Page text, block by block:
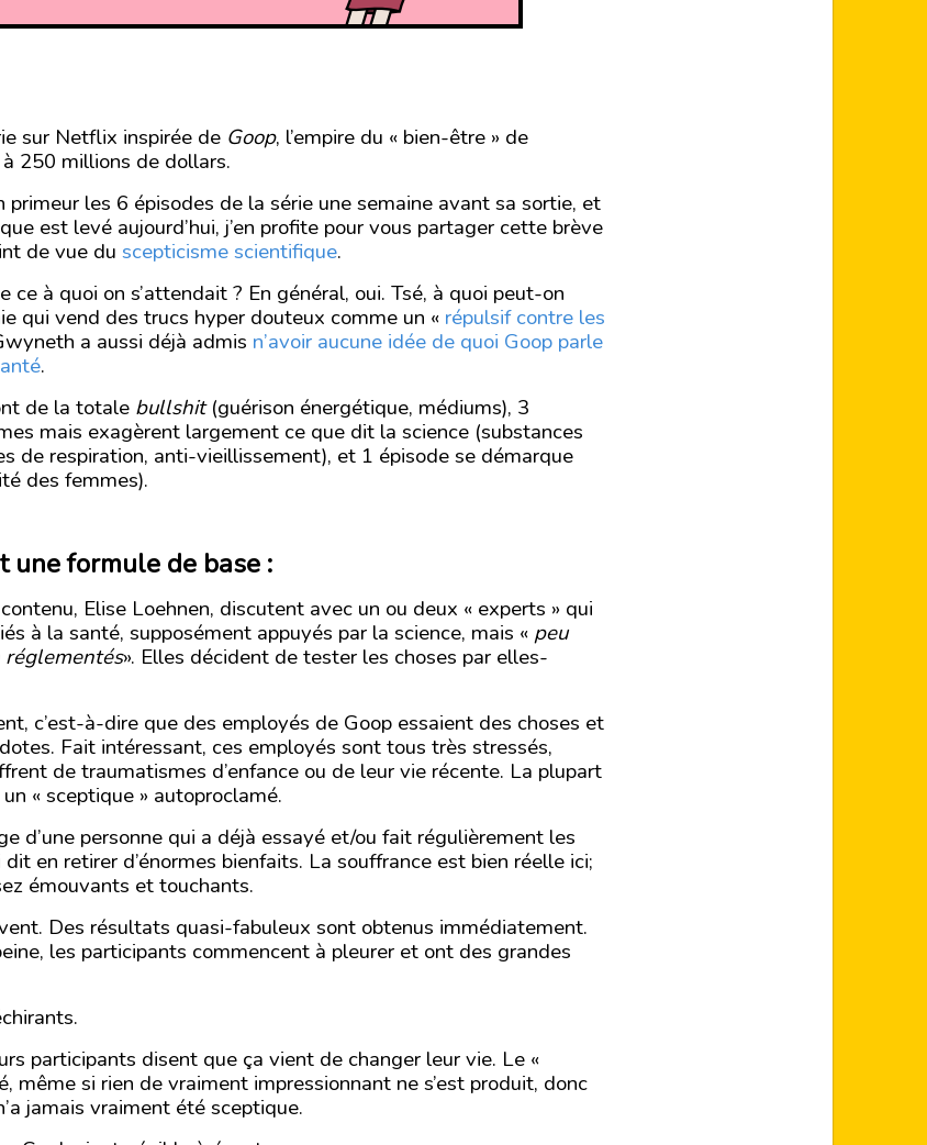
sur Netflix inspirée de Goop, l’empire du « bien-être » de
250 millions de dollars.
primeur les 6 épisodes de la série une semaine avant sa sortie, et
est levé aujourd’hui, j’en profite pour vous partager cette brève
de vue du scepticisme scientifique.
ce à quoi on s’attendait ? En général, oui. Tsé, à quoi peut-on
qui vend des trucs hyper douteux comme un « répulsif contre les
a aussi déjà admis n’avoir aucune idée de quoi Goop parle
.
de la totale bullshit(guérison énergétique, médiums), 3
mais exagèrent largement ce que dit la science (substances
de respiration, anti-vieillissement), et 1 épisode se démarque
des femmes).
une formule de base :
Elise Loehnen, discutent avec un ou deux « experts » qui
à la santé, supposément appuyés par la science, mais « peu
réglementés». Elles décident de tester les choses par elles-
c’est-à-dire que des employés de Goop essaient des choses et
Fait intéressant, ces employés sont tous très stressés,
de traumatismes d’enfance ou de leur vie récente. La plupart
« sceptique » autoproclamé.
d’une personne qui a déjà essayé et/ou fait régulièrement les
en retirer d’énormes bienfaits. La souffrance est bien réelle ici;
émouvants et touchants.
Des résultats quasi-fabuleux sont obtenus immédiatement.
les participants commencent à pleurer et ont des grandes
participants disent que ça vient de changer leur vie. Le «
même si rien de vraiment impressionnant ne s’est produit, donc
jamais vraiment été sceptique.